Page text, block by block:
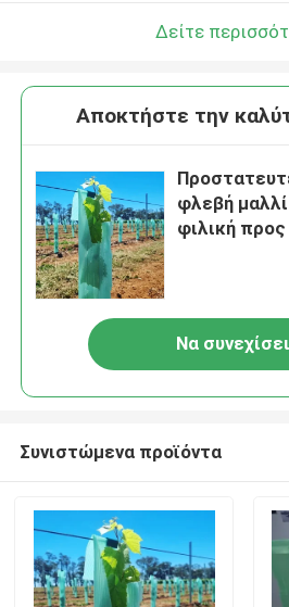
Δείτε
Αποκτήστε την
φλεβή μαλλί
φιλική
λογότυπου
Να συνεχίσει
Συνιστώμενα προϊόντα